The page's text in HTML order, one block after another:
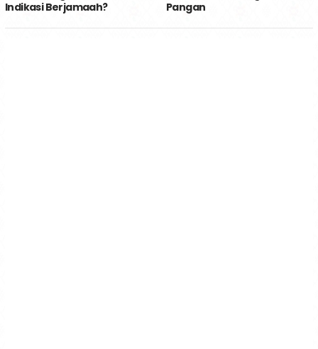
Indikasi Berjamaah?
Pangan